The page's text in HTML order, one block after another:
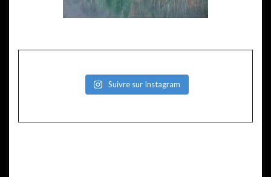
Suivre sur Instagram